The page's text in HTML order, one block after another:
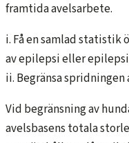
framtida avelsarbete.
i. Få en samlad statistik
av epilepsi eller
ii. Begränsa spridningen
Vid begränsning av
avelsbasens totala